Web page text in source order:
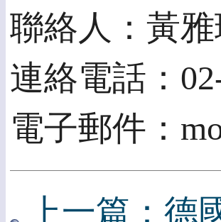
聯絡人：黃
連絡電話：
電子郵件：
上一篇：德